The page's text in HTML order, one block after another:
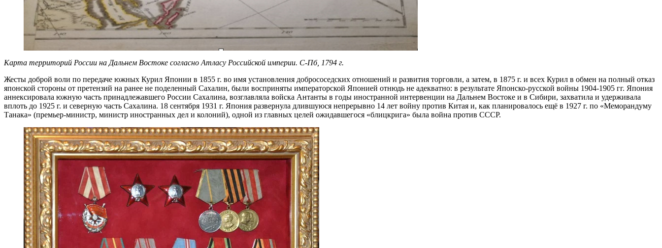
Карта территорий России на Дальнем Востоке согласно Атласу Российской империи. С-Пб, 1794 г.
Жесты доброй воли по передаче южных Курил Японии в 1855 г. во имя установления добрососедских отношений и развития торговли, а затем, в 1875 г. и всех Курил в обмен на полный отказ
японской стороны от претензий на ранее не поделенный Сахалин, были восприняты императорской Японией отнюдь не адекватно: в результате Японско-русской войны 1904-1905 гг. Япония
аннексировала южную часть принадлежавшего России Сахалина, возглавляла войска Антанты в годы иностранной интервенции на Дальнем Востоке и в Сибири, захватила и удерживала
вплоть до 1925 г. и северную часть Сахалина. 18 сентября 1931 г. Япония развернула длившуюся непрерывно 14 лет войну против Китая и, как планировалось ещё в 1927 г. по «Меморандуму
Танака» (премьер-министр, министр иностранных дел и колоний), одной из главных целей ожидавшегося «блицкрига» была война против СССР.